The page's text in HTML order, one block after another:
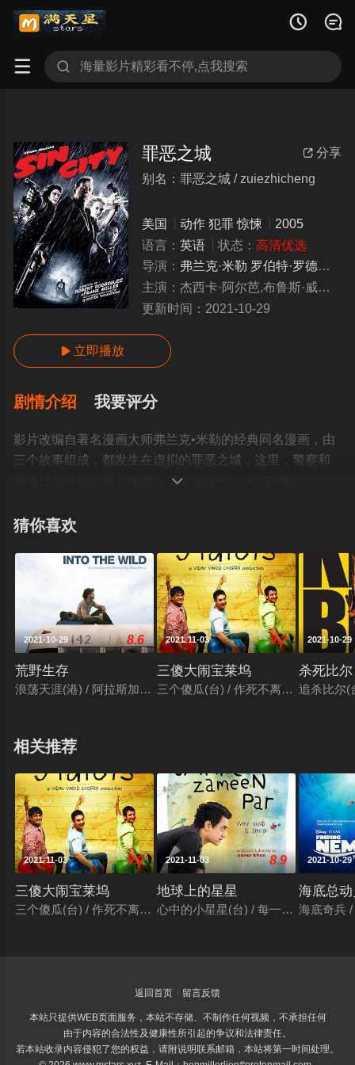
 
 
 分享
罪恶之城
别名：罪恶之城 / zuiezhicheng
美国 动作 犯罪 惊悚
2005
语言： 英语 状态： 高清优选
导演： 弗兰克·米勒 罗伯特·罗德里格兹
主演： 杰西卡·阿尔芭,布鲁斯·威利斯,克里夫·欧文,本尼西奥·德尔·托罗
更新时间： 2021-10-29
 立即播放
剧情介绍 我要评分
影片改编自著名漫画大师弗兰克•米勒的经典同名漫画，由
三个故事组成，都发生在虚拟的罪恶之城，这里，警察和
暴徒已无分别，暴力摧毁一切，也保护一切。故事一：罪
发美女歌蒂，一夜情给了马福从未有过的温暖。然而，醒
杀人凶手的指控。马福的心被愤怒和复仇的火焰点燃，他
在歌蒂的姐姐温蒂的帮助下，调查事实的真相，寻找杀害
自己爱人的凶手......故事二：狙杀迪怀特(克里夫•欧文 饰)以
前是罪犯，整容后，他成了酒吧招待雪莉的男朋友，并且
帮她教训纠缠不清的前男友，有暴力倾向的杰奇(本尼西奥•
德尔托罗 饰)。迪怀特跟踪杰奇一伙到了由妓女帮派统治的
老城，杰奇不按规则办事，被妓女们杀死，之后，她们才
权利......故事三：黄杂种哈迪根(布鲁斯•威利斯 饰)由于心脏
报，参议员的儿子罗杰绑架了11岁的少女南茜，罗杰是几
起奸杀案的主要嫌疑人，落到他手里凶多吉少。哈迪根单
枪匹马的救出了南希，废掉了罗杰，自己也身受重伤。随
后的八年，罗杰的参议员父亲，利用权势将他关在监狱
中，逼他为罗杰顶罪，哈迪根一直没有屈服，而南希化名
为科里迪娅的来信则是她生活中的唯一慰藉。南希的来信
突然中断了，这让哈迪根很不安，他不得不放弃反抗，以

猜你喜欢
2021-10-29 8.6
荒野生存
浪荡天涯(港) / 阿拉斯加之死(台) / 荒野伴我心
2021-11-03 9.2
三傻大闹宝莱坞
三个傻瓜(台) / 作死不离3兄弟(港) /
2021-10-29
杀死比尔
追杀比尔(
相关推荐
2021-11-03 9.2
三傻大闹宝莱坞
三个傻瓜(台) / 作死不离3兄弟(港) / 三个白痴 / 三个傻蛋 / 三个呆
2021-11-03 8.9
地球上的星星
心中的小星星(台) / 每一个孩子都是特
2021-10-29
海底总
海底奇兵
返回首页 留言反馈
本站只提供WEB页面服务，本站不存储、不制作任何视频，不承担任何
由于内容的合法性及健康性所引起的争议和法律责任。
若本站收录内容侵犯了您的权益，请附说明联系邮箱，本站将第一时间处理。